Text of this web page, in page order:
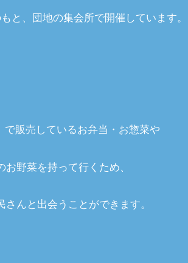
と、団地の集会所で開催しています。
販売しているお弁当・お惣菜や
野菜を持って行くため、
んと出会うことができます。